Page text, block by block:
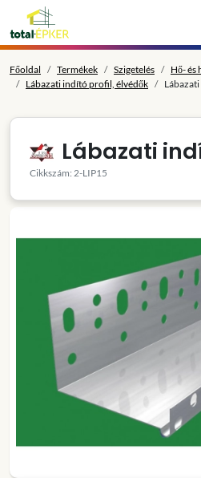
Főoldal Termékek Szigetelés
Hő- és
Lábazati indító profil, élvédők
Lábazati
Cikkszám: 2-LIP15